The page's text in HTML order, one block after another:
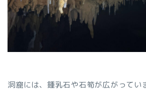
洞窟には、鍾乳石や石筍が広がってい